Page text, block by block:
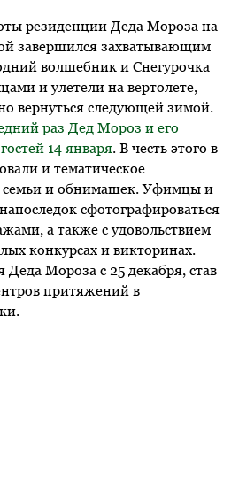
резиденции Деда Мороза на
завершился захватывающим
волшебник и Снегурочка
и улетели на вертолете,
вернуться следующей зимой.
раз Дед Мороз и его
14 января. В честь этого в
и тематическое
семьи и обнимашек. Уфимцы и
сфотографироваться
а также с удовольствием
конкурсах и викторинах.
Деда Мороза с 25 декабря, став
притяжений в